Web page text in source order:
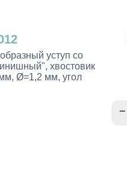
−
уступ со
хвостовик
Ø=1,2 мм, угол